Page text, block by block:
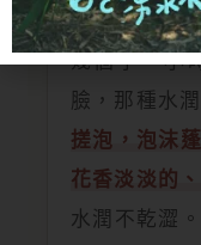
第一次拿到
幾個字。小
臉，那種水
搓泡，泡沫
花香淡淡的
水潤不乾澀